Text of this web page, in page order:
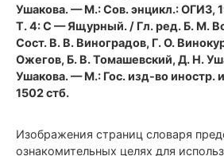
Ушакова. — М.: Сов. энцикл.: ОГИЗ,
Т. 4: С — Ящурный. / Гл. ред. Б. М.
Сост. В. В. Виноградов, Г. О.
Ожегов, Б. В. Томашевский, Д. Н.
Ушакова. — М.: Гос. изд-во иностр.
1502 стб.
Изображения страниц словаря
ознакомительных целях для